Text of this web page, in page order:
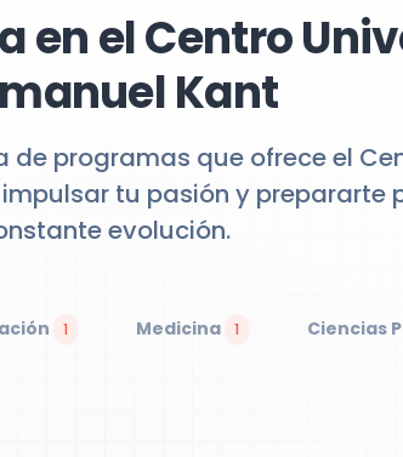
en el Centro
Kant
de programas que ofrece el
tu pasión y prepararte
evolución.
1 Medicina 1 Ciencias